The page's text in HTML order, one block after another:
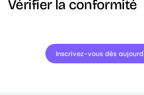
Vérifier la conformité
Inscrivez-vous dès